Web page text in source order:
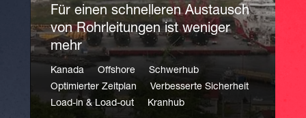
Für einen schnelleren Austausch
von Rohrleitungen ist weniger
mehr
Kanada Offshore
Schwerhub
Optimierter Zeitplan
Verbesserte Sicherheit
Load-in & Load-out
Kranhub